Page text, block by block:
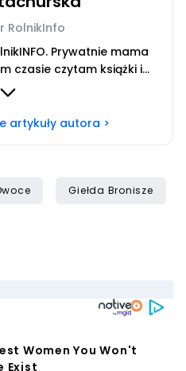
RolnikInfo
Prywatnie mama
czasie czytam książki i
artykuły autora >
Giełda Bronisze